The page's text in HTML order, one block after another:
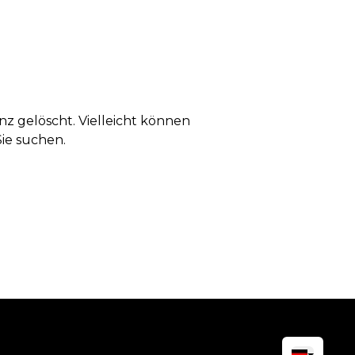
gelöscht. Vielleicht können
suchen.